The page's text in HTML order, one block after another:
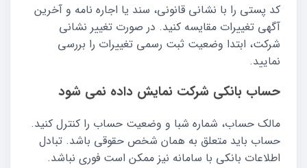
کد پستی را با نشانی قانونی، سند یا اجاره نامه و آخرین
آگهی تغییرات مقایسه کنید. در صورت تغییر نشانی
شرکت، ابتدا وضعیت ثبت رسمی تغییرات را بررسی
نمایید.
حساب بانکی شرکت نمایش داده نمی شود
مالک حساب، شماره شبا و وضعیت حساب را کنترل کنید.
حساب باید متعلق به همان شخص حقوقی باشد. تبادل
اطلاعات بانکی با سامانه نیز ممکن است فوری نباشد.